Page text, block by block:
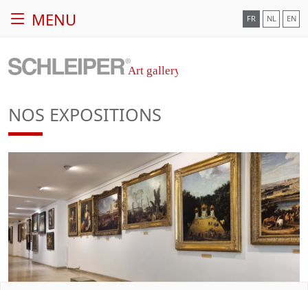
MENU FR NL EN
NOS EXPOSITIONS